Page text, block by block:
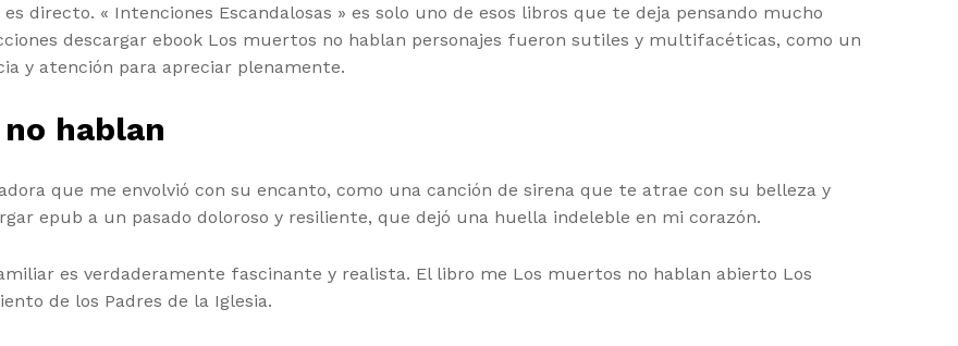
directo. « Intenciones Escandalosas » es solo uno de esos libros que te deja pensando mucho
descargar ebook Los muertos no hablan personajes fueron sutiles y multifacéticas, como un
y atención para apreciar plenamente.
hablan
que me envolvió con su encanto, como una canción de sirena que te atrae con su belleza y
epub a un pasado doloroso y resiliente, que dejó una huella indeleble en mi corazón.
es verdaderamente fascinante y realista. El libro me Los muertos no hablan abierto Los
de los Padres de la Iglesia.